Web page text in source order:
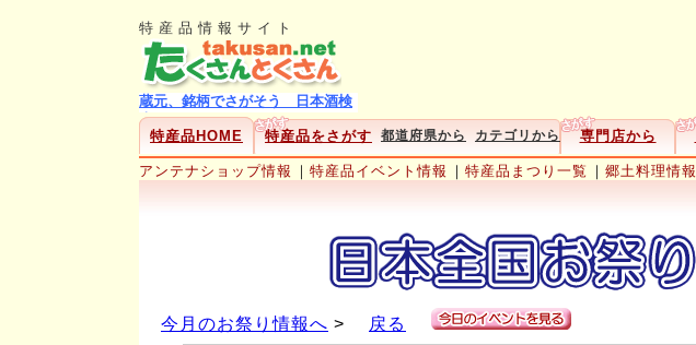
特産品情報サイト
特産品HOME 特産品をさがす 都道府県から カテゴリから 専門店から
アンテナショップ情報 ｜ 特産品イベント情報 ｜ 特産品まつり一覧 ｜ 郷土料理情報
今月のお祭り情報へ > 戻る